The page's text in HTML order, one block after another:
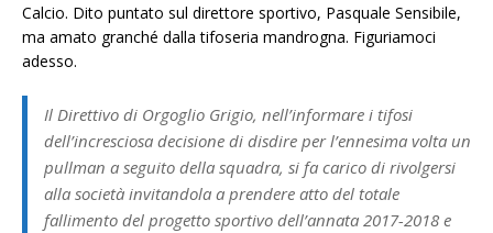
Calcio. Dito puntato sul direttore sportivo, Pasquale Sensibile,
ma amato granché dalla tifoseria mandrogna. Figuriamoci
adesso.
Il Direttivo di Orgoglio Grigio, nell’informare i tifosi
dell’incresciosa decisione di disdire per l’ennesima volta un
pullman a seguito della squadra, si fa carico di rivolgersi
alla società invitandola a prendere atto del totale
fallimento del progetto sportivo dell’annata 2017-2018 e